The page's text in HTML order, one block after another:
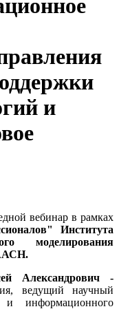
и
вебинар в рамках
Института
моделирования
Александрович -
ведущий научный
и информационного